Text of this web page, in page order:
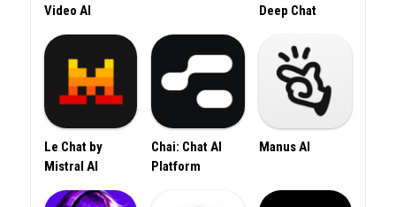
Video AI
Deep Chat
Le Chat by
Mistral AI
Chai: Chat AI
Platform
Manus AI